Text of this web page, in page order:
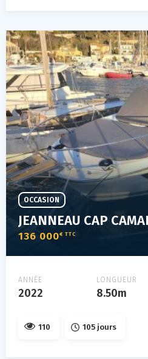
136 000€ TTC
OCCASION
ANNÉE
2022
LONGUEUR
8.50m
110 105 jours